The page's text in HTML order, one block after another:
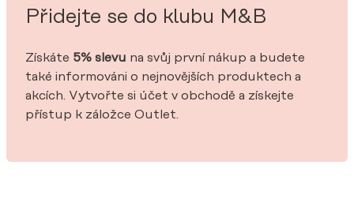
Přidejte se do klubu M&B
Získáte 5% slevu na svůj první nákup a budete
také informováni o nejnovějších produktech a
akcích. Vytvořte si účet v obchodě a získejte
přístup k záložce Outlet.